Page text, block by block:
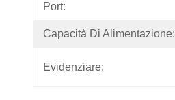
Port:
Capacità Di Alimentazione:
Evidenziare: